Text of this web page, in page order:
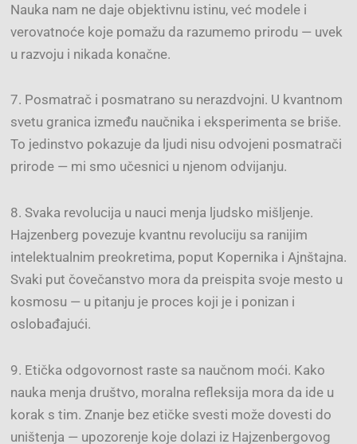
Nauka nam ne daje objektivnu istinu, već modele i
verovatnoće koje pomažu da razumemo prirodu — uvek
u razvoju i nikada konačne.
7. Posmatrač i posmatrano su nerazdvojni. U kvantnom
svetu granica između naučnika i eksperimenta se briše.
To jedinstvo pokazuje da ljudi nisu odvojeni posmatrači
prirode — mi smo učesnici u njenom odvijanju.
8. Svaka revolucija u nauci menja ljudsko mišljenje.
Hajzenberg povezuje kvantnu revoluciju sa ranijim
intelektualnim preokretima, poput Kopernika i Ajnštajna.
Svaki put čovečanstvo mora da preispita svoje mesto u
kosmosu — u pitanju je proces koji je i ponizan i
oslobađajući.
9. Etička odgovornost raste sa naučnom moći. Kako
nauka menja društvo, moralna refleksija mora da ide u
korak s tim. Znanje bez etičke svesti može dovesti do
uništenja — upozorenje koje dolazi iz Hajzenbergovog